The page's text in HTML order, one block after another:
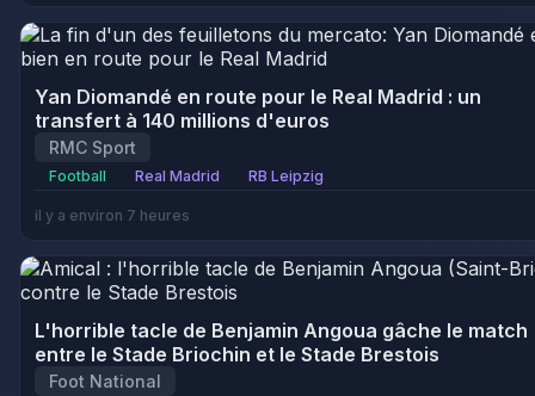
Yan Diomandé en route pour le Real Madrid : un
transfert à 140 millions d'euros
RMC Sport
Football Real Madrid RB Leipzig
il y a environ 7 heures
L'horrible tacle de Benjamin Angoua gâche le match
entre le Stade Briochin et le Stade Brestois
Foot National